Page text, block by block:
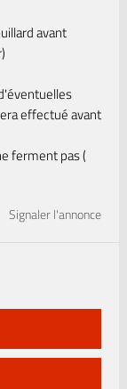
avant
effectué avant
ferment pas (
Signaler l'annonce